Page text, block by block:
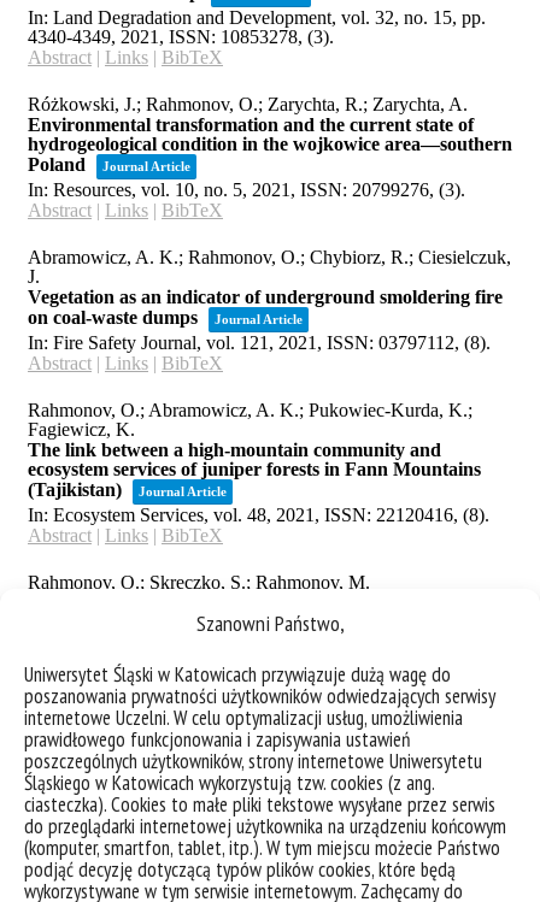
Szanowni Państwo,
Uniwersytet Śląski w Katowicach przywiązuje dużą wagę do
poszanowania prywatności użytkowników odwiedzających serwisy
internetowe Uczelni. W celu optymalizacji usług, umożliwienia
prawidłowego funkcjonowania i zapisywania ustawień
poszczególnych użytkowników, strony internetowe Uniwersytetu
Śląskiego w Katowicach wykorzystują tzw. cookies (z ang.
ciasteczka). Cookies to małe pliki tekstowe wysyłane przez serwis
do przeglądarki internetowej użytkownika na urządzeniu końcowym
(komputer, smartfon, tablet, itp.). W tym miejscu możecie Państwo
podjąć decyzję dotyczącą typów plików cookies, które będą
wykorzystywane w tym serwisie internetowym. Zachęcamy do